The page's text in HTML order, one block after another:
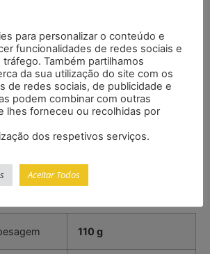
para 15 programas de secagem
ajustável
simples
para reajustar a balança
de 100 g
com 9 teclas
110 g
para personalizar o conteúdo e
funcionalidades de redes sociais e
Também partilhamos
da sua utilização do site com os
de redes sociais, de publicidade e
podem combinar com outras
lhes forneceu ou recolhidas por
dos respetivos serviços.
Aceitar Todos